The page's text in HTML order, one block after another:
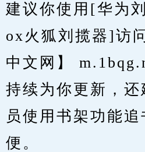
建议你使用[华为
ox火狐刘揽器]访
中文网】
持续为你更新，还
员使用书架功能
便。